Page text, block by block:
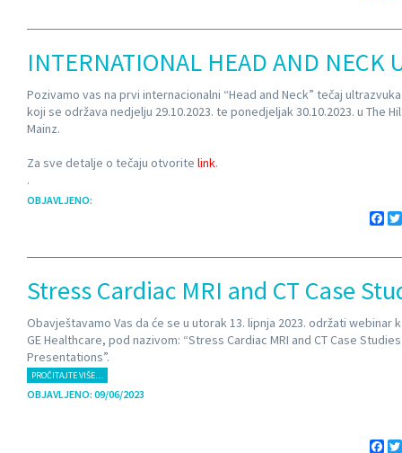
INTERNATIONAL HEAD AND NECK
Pozivamo vas na prvi internacionalni “Head and Neck” tečaj
koji se održava nedjelju 29.10.2023. te ponedjeljak 30.10.2023. u The
Mainz.
Za sve detalje o tečaju otvorite link.
.
OBJAVLJENO:
Stress Cardiac MRI and CT Case
Obavještavamo Vas da će se u utorak 13. lipnja 2023. održati webinar
GE Healthcare, pod nazivom: “Stress Cardiac MRI and CT Case Studies
Presentations”.
PROČITAJTE VIŠE…
OBJAVLJENO: 09/06/2023